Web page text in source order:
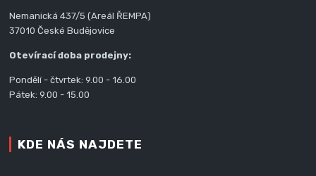
Nemanická 437/5 (Areál ŘEMPA)
37010 České Budějovice
Otevírací doba prodejny:
Pondělí - čtvrtek: 9.00 - 16.00
Pátek: 9.00 - 15.00
KDE NÁS NAJDETE